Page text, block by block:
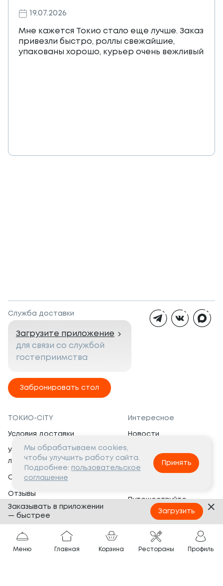
19.07.2026
Мне кажется Токио стало еще лучше. Заказ
привезли быстро, роллы свежайшие,
упакованы хорошо, курьер очень вежливый
Служба доставки
Загрузите приложение
для связи со службой
гостеприимства
Забронировать стол
ТОКИО-CITY
Условия доставки
Условия программы
лояльности
Сертификаты
Отзывы
Банкеты
Вопросы и ответы
Интересное
Новости
Вакансии
Социальная жизнь
Путешествуйте
с ТОКИО-CITY
Партнёрам
Франшиза
Меню Главная Корзина Рестораны Профиль
Мы обрабатываем cookies,
чтобы улучшить работу сайта.
Подробнее: пользовательское
соглашение
Принять
Заказывать в приложении
— быстрее
Загрузить